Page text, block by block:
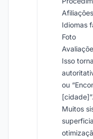
Idiomas
Foto
Isso
ou
[cidade]”.
Muitos